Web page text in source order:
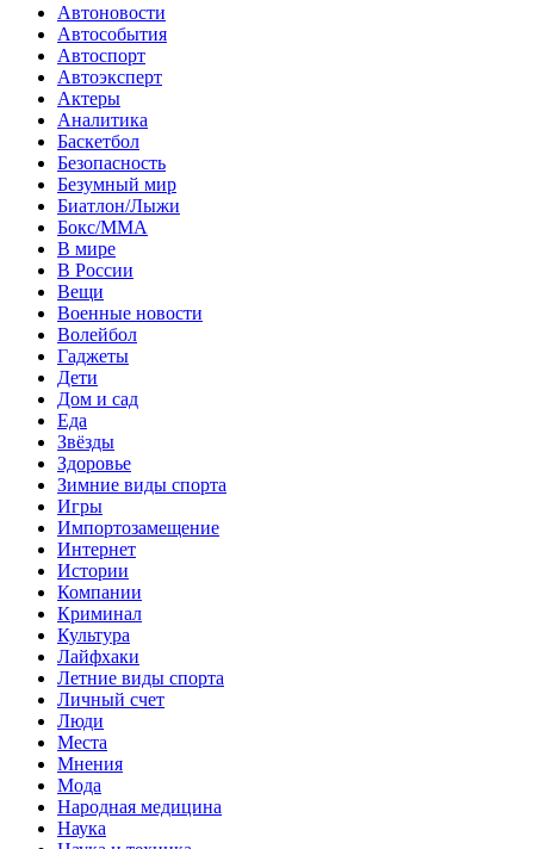
Автоновости
Автособытия
Автоспорт
Автоэксперт
Актеры
Аналитика
Баскетбол
Безопасность
Безумный мир
Биатлон/Лыжи
Бокс/MMA
В мире
В России
Вещи
Военные новости
Волейбол
Гаджеты
Дети
Дом и сад
Еда
Звёзды
Здоровье
Зимние виды спорта
Игры
Импортозамещение
Интернет
Истории
Компании
Криминал
Культура
Лайфхаки
Летние виды спорта
Личный счет
Люди
Места
Мнения
Мода
Народная медицина
Наука